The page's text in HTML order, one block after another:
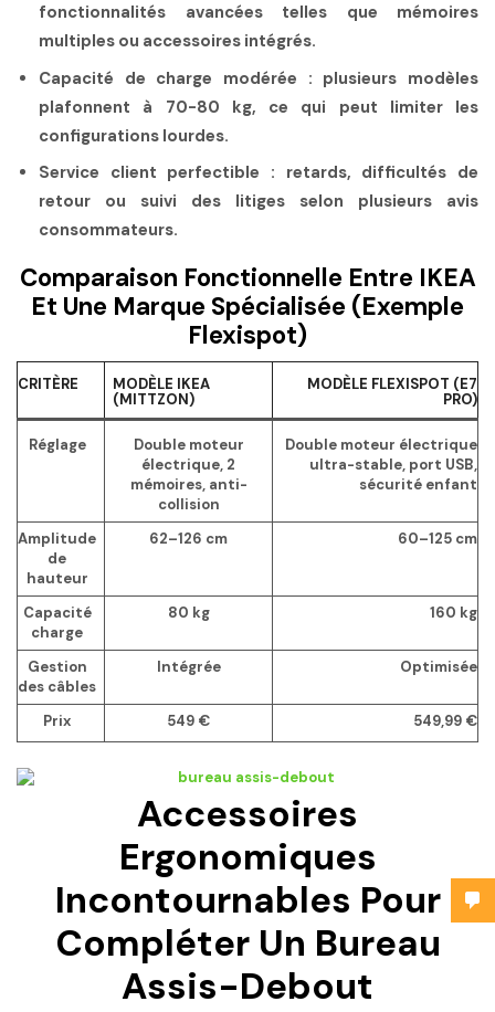
fonctionnalités avancées telles que mémoires
multiples ou accessoires intégrés.
Capacité de charge modérée : plusieurs modèles
plafonnent à 70-80 kg, ce qui peut limiter les
configurations lourdes.
Service client perfectible : retards, difficultés de
retour ou suivi des litiges selon plusieurs avis
consommateurs.
Comparaison Fonctionnelle Entre IKEA
Et Une Marque Spécialisée (exemple
Flexispot)
CRITÈRE
MODÈLE IKEA
(MITTZON)
MODÈLE FLEXISPOT (E7
PRO)
Réglage
Double moteur
électrique, 2
mémoires, anti-
collision
Double moteur électrique
ultra-stable, port USB,
sécurité enfant
Amplitude
de
hauteur
62–126 cm 60–125 cm
Capacité
charge
80 kg 160 kg
Gestion
des câbles
Intégrée Optimisée
Prix 549 € 549,99 €
Accessoires
Ergonomiques
Incontournables Pour
Compléter Un Bureau
Assis-Debout